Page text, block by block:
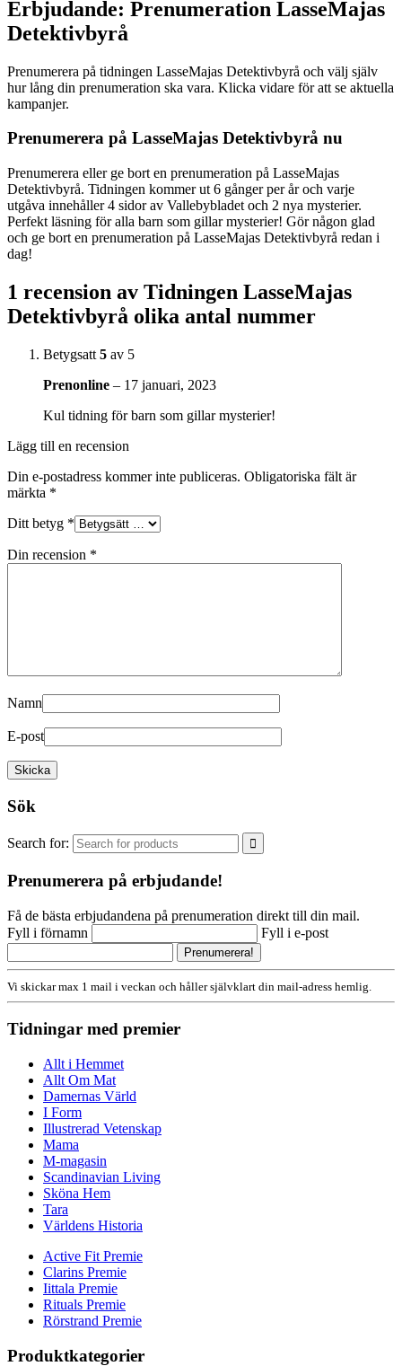
Erbjudande: Prenumeration LasseMajas
Detektivbyrå
Prenumerera på tidningen LasseMajas Detektivbyrå och välj själv
hur lång din prenumeration ska vara. Klicka vidare för att se aktuella
kampanjer.
Prenumerera på LasseMajas Detektivbyrå nu
Prenumerera eller ge bort en prenumeration på LasseMajas
Detektivbyrå. Tidningen kommer ut 6 gånger per år och varje
utgåva innehåller 4 sidor av Vallebybladet och 2 nya mysterier.
Perfekt läsning för alla barn som gillar mysterier! Gör någon glad
och ge bort en prenumeration på LasseMajas Detektivbyrå redan i
dag!
1 recension av Tidningen LasseMajas
Detektivbyrå olika antal nummer
Betygsatt 5 av 5
Prenonline – 17 januari, 2023
Kul tidning för barn som gillar mysterier!
Lägg till en recension
Din e-postadress kommer inte publiceras. Obligatoriska fält är
märkta *
Ditt betyg *
Din recension *
Namn
E-post
Sök
Search for:
Prenumerera på erbjudande!
Få de bästa erbjudandena på prenumeration direkt till din mail.
Fyll i förnamn
Fyll i e-post
Vi skickar max 1 mail i veckan och håller självklart din mail-adress hemlig.
Tidningar med premier
Allt i Hemmet
Allt Om Mat
Damernas Värld
I Form
Illustrerad Vetenskap
Mama
M-magasin
Scandinavian Living
Sköna Hem
Tara
Världens Historia
Active Fit Premie
Clarins Premie
Iittala Premie
Rituals Premie
Rörstrand Premie
Produktkategorier